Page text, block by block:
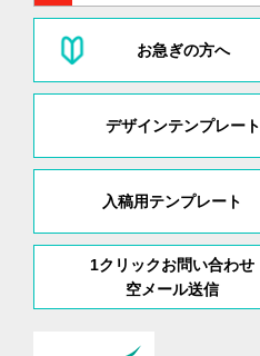
お急ぎの方へ
デザインテンプレート
入稿用テンプレート
1クリックお問い合わせ
空メール送信